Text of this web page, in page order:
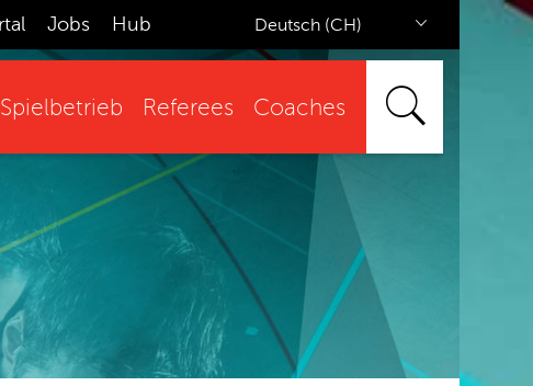
Jobs Hub Deutsch (CH)
Spielbetrieb Referees Coaches